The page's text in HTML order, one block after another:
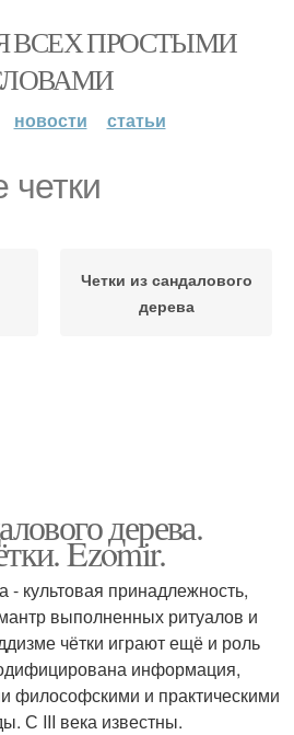
ВСЕХ ПРОСТЫМИ
новости статьи
Четки из сандалового
дерева
дерева.
Ezomir.
- культовая принадлежность,
выполненных ритуалов и
чётки играют ещё и роль
информация,
философскими и практическими
С III века известны.